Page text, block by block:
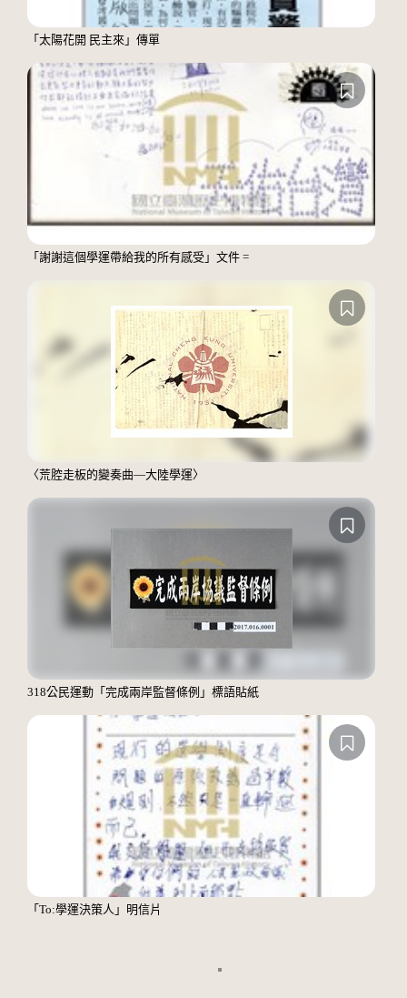
「太陽花開 民主來」傳單
「謝謝這個學運帶給我的所有感受」文件 =
〈荒腔走板的變奏曲—大陸學運〉
318公民運動「完成兩岸監督條例」標語貼紙
「To:學運決策人」明信片